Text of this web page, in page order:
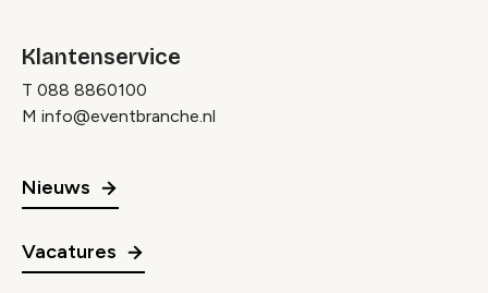
Klantenservice
T 088 8860100
M info@eventbranche.nl
Nieuws
Vacatures